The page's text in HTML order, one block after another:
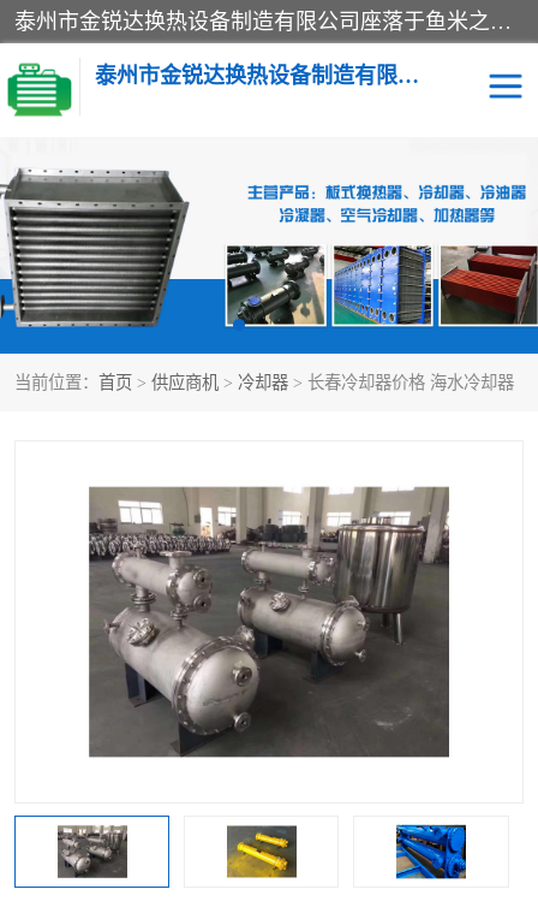
泰州市金锐达换热设备制造有限公司座落于鱼米之乡、祥泰之州一江苏泰州。是一家多年从事换热设备研究、设计、制造、销售、服务于一体的生产企业。
泰州市金锐达换热设备制造有限公司
当前位置： 首页 > 供应商机 > 冷却器 > 长春冷却器价格 海水冷却器
冷却器 换热器
散热器 预热器
热交换器